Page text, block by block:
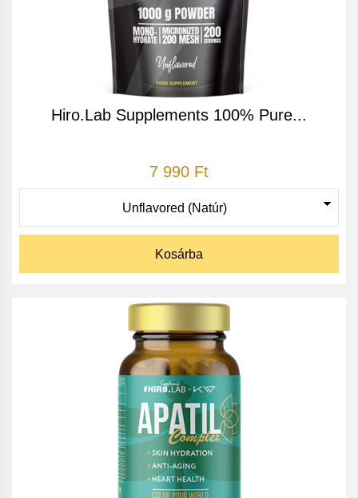
Hiro.Lab Supplements 100% Pure...
7 990 Ft
Kosárba